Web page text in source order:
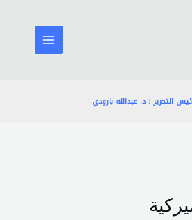
التحرير : د. عبدالله بارودي